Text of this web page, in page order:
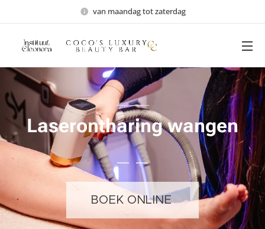
van maandag tot zaterdag
Laserontharing wangen
BOEK ONLINE